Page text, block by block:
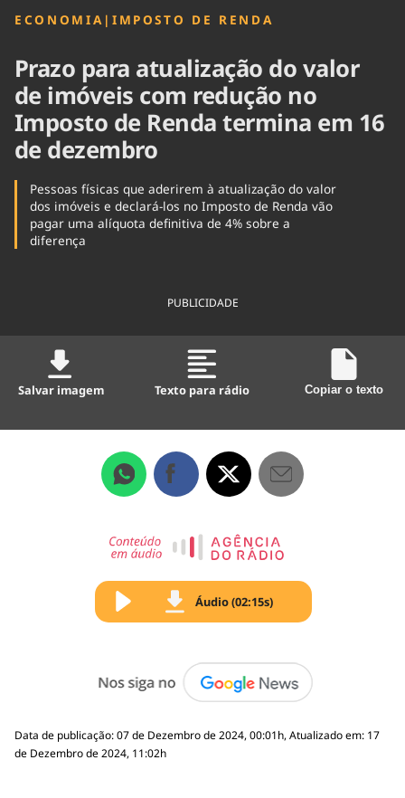
ECONOMIA | IMPOSTO DE RENDA
Prazo para atualização do valor
de imóveis com redução no
Imposto de Renda termina em 16
de dezembro
Pessoas físicas que aderirem à atualização do valor
dos imóveis e declará-los no Imposto de Renda vão
pagar uma alíquota definitiva de 4% sobre a
diferença
PUBLICIDADE
Salvar imagem Texto para rádio Copiar o texto
Áudio (02:15s)
Data de publicação: 07 de Dezembro de 2024, 00:01h, Atualizado em: 17
de Dezembro de 2024, 11:02h